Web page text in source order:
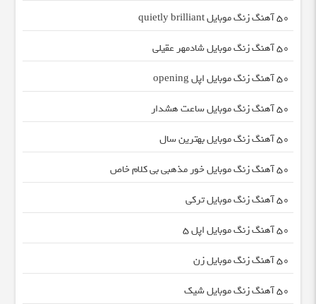
50 آهنگ زنگ موبایل quietly brilliant
50 آهنگ زنگ موبایل شادمهر عقیلی
50 آهنگ زنگ موبایل اپل opening
50 آهنگ زنگ موبایل ساعت هشدار
50 آهنگ زنگ موبایل بهترین سال
50 آهنگ زنگ موبایل خور مذهبی بی کلام خاص
50 آهنگ زنگ موبایل ترکی
50 آهنگ زنگ موبایل اپل 5
50 آهنگ زنگ موبایل زن
50 آهنگ زنگ موبایل شیک